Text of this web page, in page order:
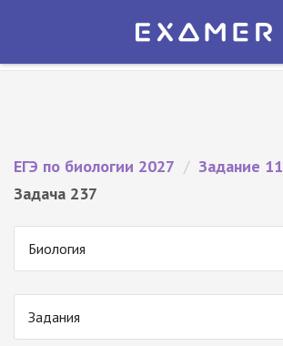
Экзамер — ЕГЭ 2027
ЕГЭ по биологии 2027 / Задание 11
Задача 237
Биология
Задания